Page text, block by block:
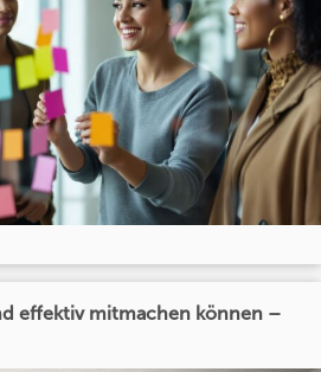
effektiv mitmachen können –